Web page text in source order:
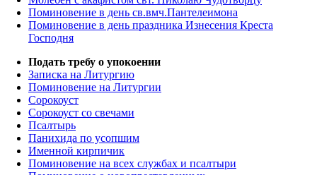
Поминовение в день св.вмч.Пантелеимона
Поминовение в день праздника Изнесения Креста
Господня
Подать требу о упокоении
Записка на Литургию
Поминовение на Литургии
Сорокоуст
Сорокоуст со свечами
Псалтырь
Панихида по усопшим
Именной кирпичик
Поминовение на всех службах и псалтыри